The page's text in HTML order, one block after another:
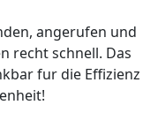
angerufen und
recht schnell. Das
fur die Effizienz